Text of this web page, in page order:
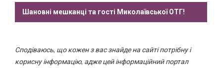
Шановні мешканці та гості Миколаївської ОТГ!
Сподіваюсь, що кожен з вас знайде на сайті потрібну і
корисну інформацію, адже цей інформаційний портал